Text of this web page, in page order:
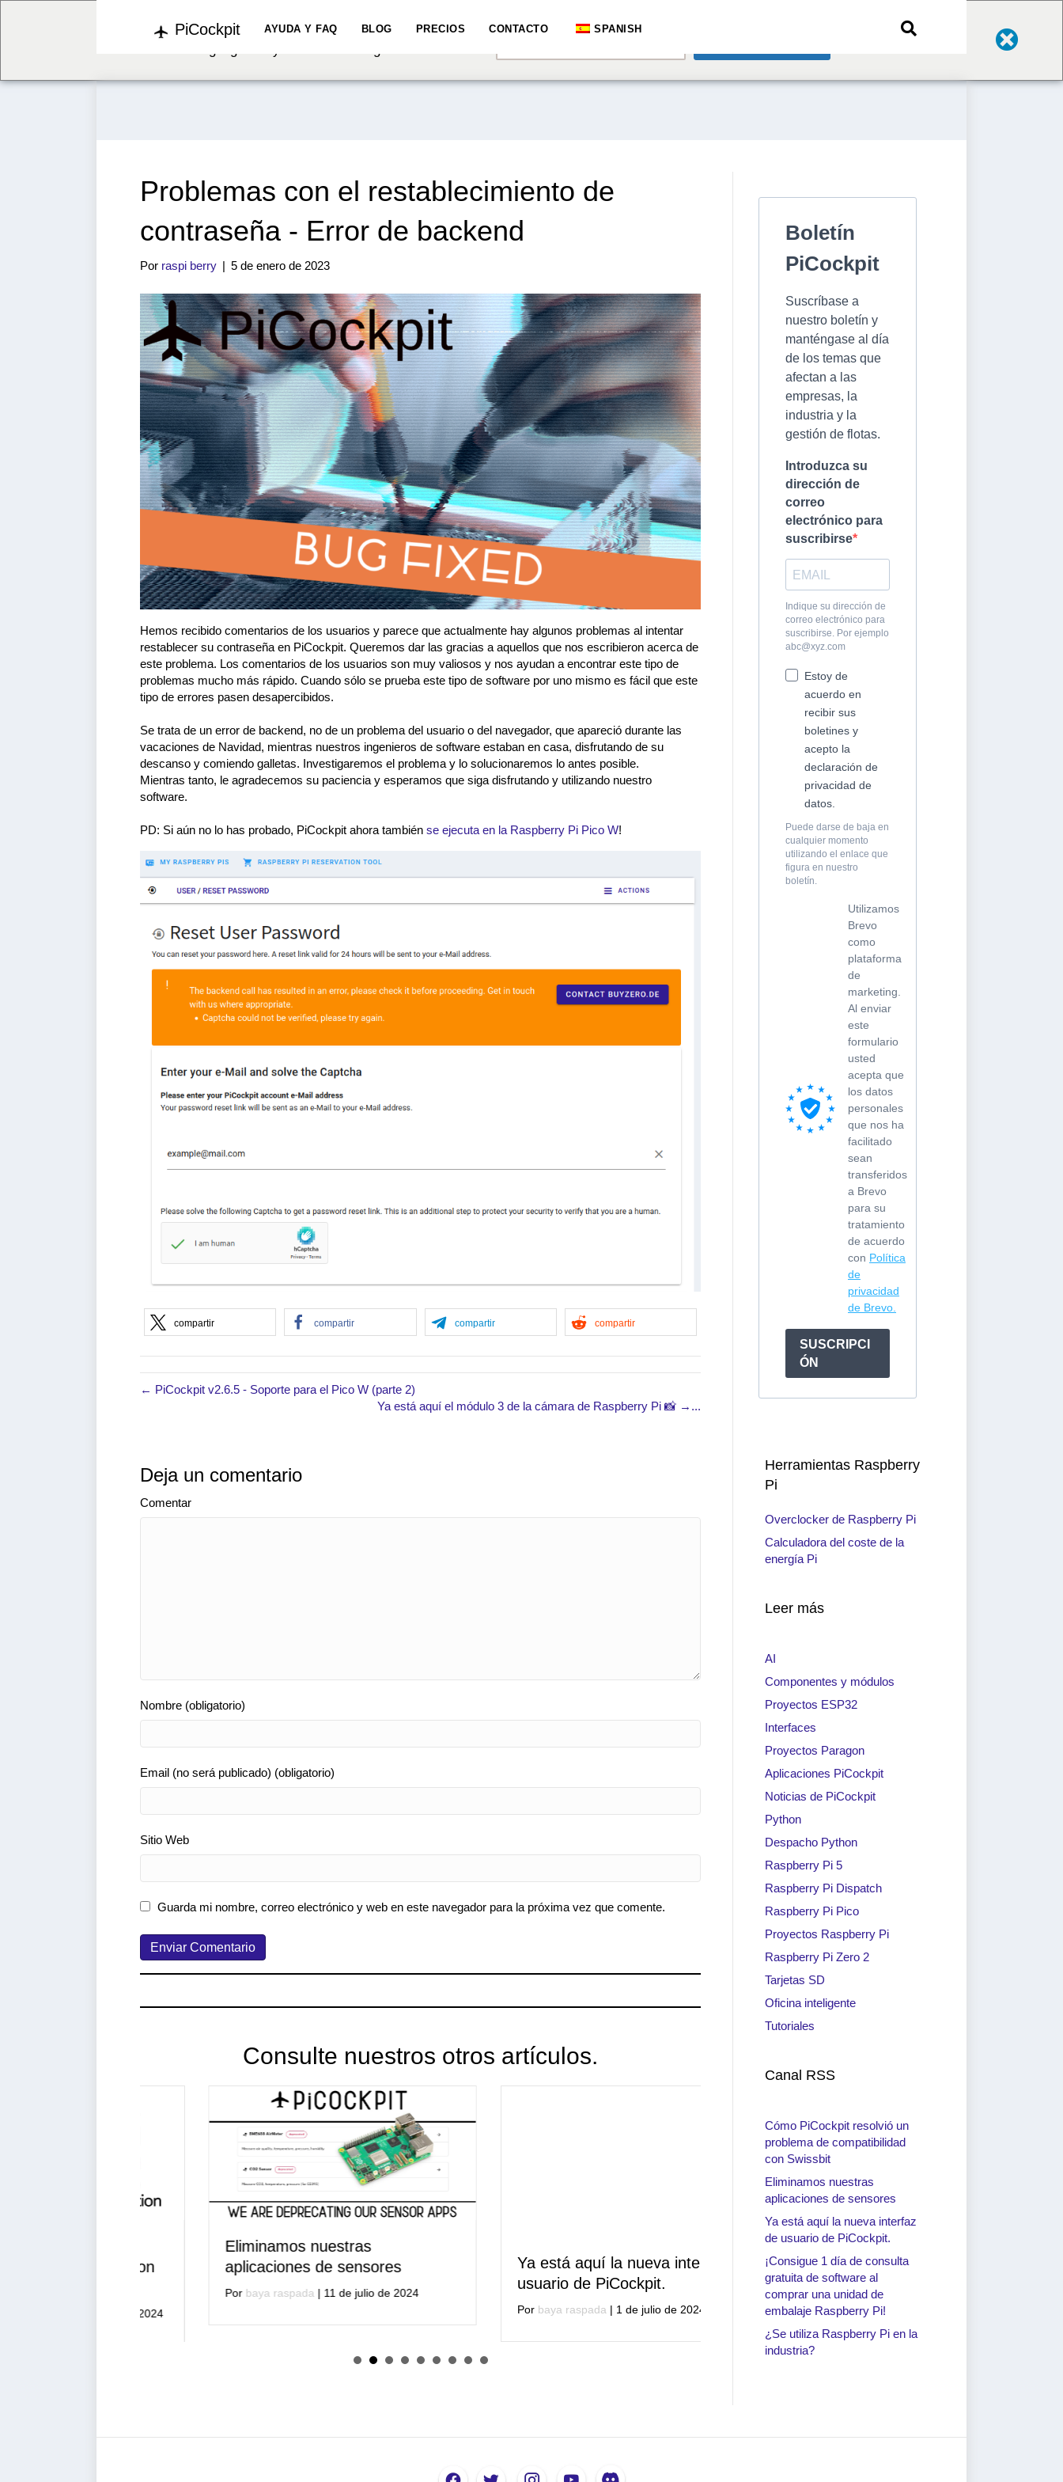
We've detected you might be speaking a different
English
PiCockpit AYUDA Y FAQ BLOG PRECIOS CONTACTO SPANISH
Problemas con el restablecimiento de
contraseña - Error de backend
Por raspi berry | 5 de enero de 2023
Hemos recibido comentarios de los usuarios y parece que actualmente hay algunos problemas al intentar
restablecer su contraseña en PiCockpit. Queremos dar las gracias a aquellos que nos escribieron acerca de
este problema. Los comentarios de los usuarios son muy valiosos y nos ayudan a encontrar este tipo de
problemas mucho más rápido. Cuando sólo se prueba este tipo de software por uno mismo es fácil que este
tipo de errores pasen desapercibidos.
Se trata de un error de backend, no de un problema del usuario o del navegador, que apareció durante las
vacaciones de Navidad, mientras nuestros ingenieros de software estaban en casa, disfrutando de su
descanso y comiendo galletas. Investigaremos el problema y lo solucionaremos lo antes posible.
Mientras tanto, le agradecemos su paciencia y esperamos que siga disfrutando y utilizando nuestro
software.
PD: Si aún no lo has probado, PiCockpit ahora también se ejecuta en la Raspberry Pi Pico W!
compartir compartir compartir compartir
← PiCockpit v2.6.5 - Soporte para el Pico W (parte 2)
Ya está aquí el módulo 3 de la cámara de Raspberry Pi 📸 →...
Deja un comentario
Comentar
Nombre (obligatorio)
Email (no será publicado) (obligatorio)
Sitio Web
Guarda mi nombre, correo electrónico y web en este navegador para la próxima vez que comente.
Consulte nuestros otros artículos.
Eliminamos nuestras
aplicaciones de sensores
baya raspada |11 de julio de 2024
usuario de PiCockpit.
baya raspada |1 de julio de 2024
¡Consigue 1 día de consulta
gratuita de software al comprar
una unidad de embalaje
baya raspada
Boletín
PiCockpit
Suscríbase a
nuestro boletín y
manténgase al día
de los temas que
afectan a las
empresas, la
industria y la
gestión de flotas.
Introduzca su
dirección de
correo
electrónico para
suscribirse
Indique su dirección de
correo electrónico para
suscribirse. Por ejemplo
abc@xyz.com
Estoy de
acuerdo en
recibir sus
boletines y
acepto la
declaración de
privacidad de
datos.
Puede darse de baja en
cualquier momento
utilizando el enlace que
figura en nuestro
boletín.
Utilizamos
Brevo
como
plataforma
de
marketing.
Al enviar
este
formulario
usted
acepta que
los datos
personales
que nos ha
facilitado
sean
transferidos
a Brevo
para su
tratamiento
de acuerdo
con Política
de
privacidad
de Brevo.
SUSCRIPCI
ÓN
Herramientas Raspberry
Pi
Overclocker de Raspberry Pi
Calculadora del coste de la
energía Pi
Leer más
AI
Componentes y módulos
Proyectos ESP32
Interfaces
Proyectos Paragon
Aplicaciones PiCockpit
Noticias de PiCockpit
Python
Despacho Python
Raspberry Pi 5
Raspberry Pi Dispatch
Raspberry Pi Pico
Proyectos Raspberry Pi
Raspberry Pi Zero 2
Tarjetas SD
Oficina inteligente
Tutoriales
Canal RSS
Cómo PiCockpit resolvió un
problema de compatibilidad
con Swissbit
Eliminamos nuestras
aplicaciones de sensores
Ya está aquí la nueva interfaz
de usuario de PiCockpit.
¡Consigue 1 día de consulta
gratuita de software al
comprar una unidad de
embalaje Raspberry Pi!
¿Se utiliza Raspberry Pi en la
industria?